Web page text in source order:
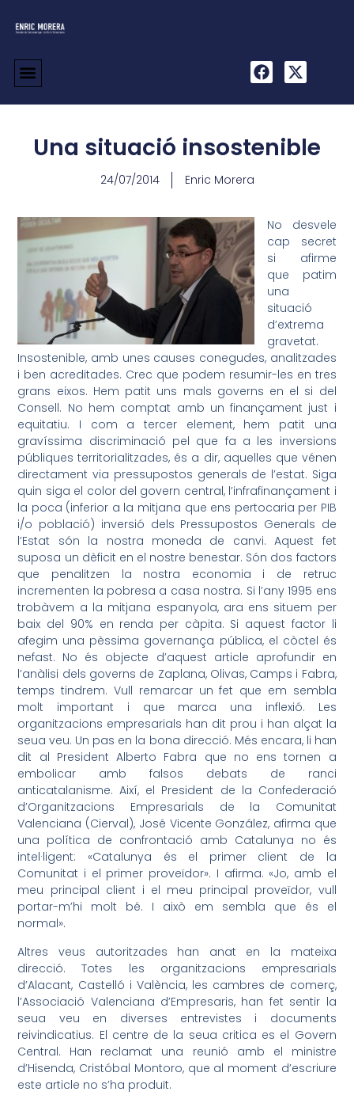
Una situació insostenible
24/07/2014 Enric Morera
No desvele
cap secret
si afirme
que patim
una
situació
d’extrema
gravetat.
Insostenible, amb unes causes conegudes, analitzades
i ben acreditades. Crec que podem resumir-les en tres
grans eixos. Hem patit uns mals governs en el si del
Consell. No hem comptat amb un finançament just i
equitatiu. I com a tercer element, hem patit una
gravíssima discriminació pel que fa a les inversions
públiques territorialitzades, és a dir, aquelles que vénen
directament via pressupostos generals de l’estat. Siga
quin siga el color del govern central, l’infrafinançament i
la poca (inferior a la mitjana que ens pertocaria per PIB
i/o població) inversió dels Pressupostos Generals de
l’Estat són la nostra moneda de canvi. Aquest fet
suposa un dèficit en el nostre benestar. Són dos factors
que penalitzen la nostra economia i de retruc
incrementen la pobresa a casa nostra. Si l’any 1995 ens
trobàvem a la mitjana espanyola, ara ens situem per
baix del 90% en renda per càpita. Si aquest factor li
afegim una pèssima governança pública, el còctel és
nefast. No és objecte d’aquest article aprofundir en
l’anàlisi dels governs de Zaplana, Olivas, Camps i Fabra,
temps tindrem. Vull remarcar un fet que em sembla
molt important i que marca una inflexió. Les
organitzacions empresarials han dit prou i han alçat la
seua veu. Un pas en la bona direcció. Més encara, li han
dit al PresidentAlberto Fabra que no ens tornen a
embolicar amb falsos debats de ranci
anticatalanisme. Així, el President de la Confederació
d’Organitzacions Empresarials de la Comunitat
Valenciana (Cierval), José Vicente González, afirma que
una política de confrontació amb Catalunya no és
intel·ligent: «Catalunya és el primer client de la
Comunitat i el primer proveïdor». I afirma. «Jo, amb el
meu principal client i el meu principal proveïdor, vull
portar-m’hi molt bé. I això em sembla que és el
normal».
Altres veus autoritzades han anat en la mateixa
direcció. Totes les organitzacions empresarials
d’Alacant, Castelló i València, les cambres de comerç,
l’Associació Valenciana d’Empresaris, han fet sentir la
seua veu en diverses entrevistes i documents
reivindicatius. El centre de la seua critica es el Govern
Central. Han reclamat una reunió amb el ministre
d’Hisenda, Cristóbal Montoro, que al moment d’escriure
este article no s’ha produït.